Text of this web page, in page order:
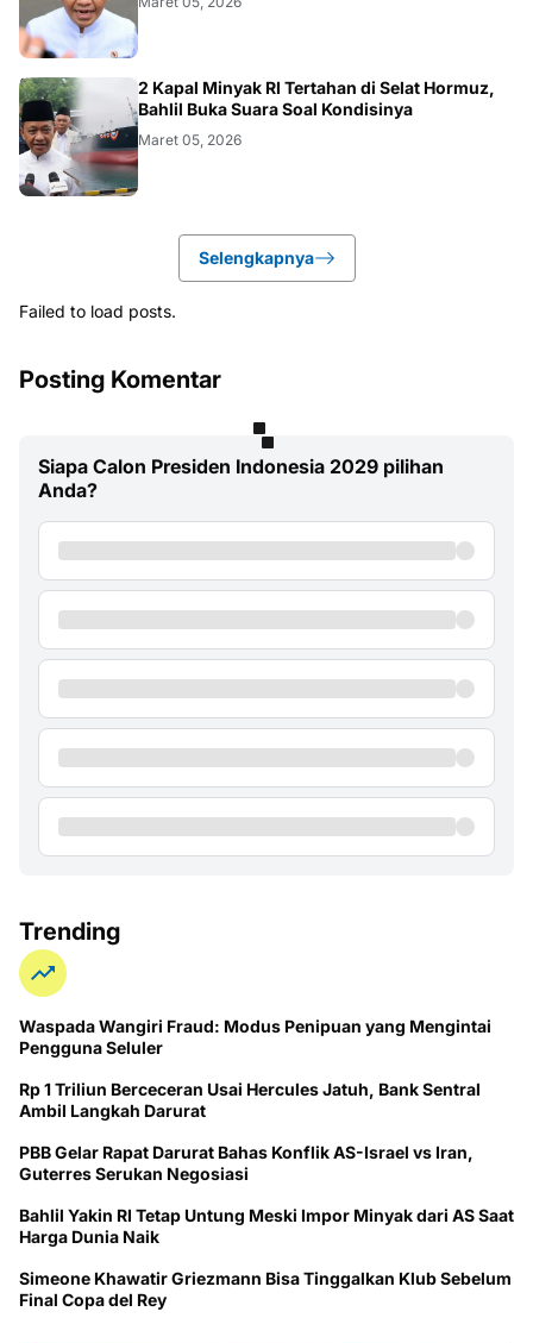
BISNIS
2 Kapal Minyak RI Tertahan di Selat Hormuz,
Bahlil Buka Suara Soal Kondisinya
Maret 05, 2026
Selengkapnya
Failed to load posts.
Posting Komentar
Siapa Calon Presiden Indonesia 2029 pilihan
Anda?
Trending
Waspada Wangiri Fraud: Modus Penipuan yang Mengintai
Pengguna Seluler
Rp 1 Triliun Berceceran Usai Hercules Jatuh, Bank Sentral
Ambil Langkah Darurat
PBB Gelar Rapat Darurat Bahas Konflik AS-Israel vs Iran,
Guterres Serukan Negosiasi
Bahlil Yakin RI Tetap Untung Meski Impor Minyak dari AS Saat
Harga Dunia Naik
Simeone Khawatir Griezmann Bisa Tinggalkan Klub Sebelum
Final Copa del Rey